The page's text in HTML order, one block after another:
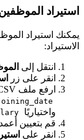
الموظفين
انتقل إلى
انقر على زر
ارفع ملف CSV الخاص بك بالأعمدة التالية:
joining_date
واختياريًا
قم بتعيين أعمدة CSV إلى حقول الموظف المقابلة.
انقر على استيراد